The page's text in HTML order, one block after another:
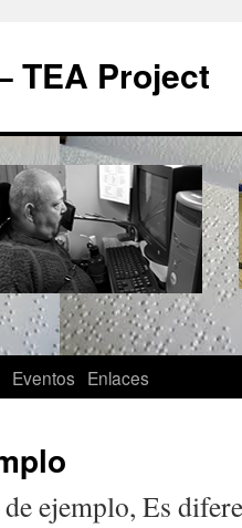
TEA Project
Eventos Enlaces
ejemplo, Es